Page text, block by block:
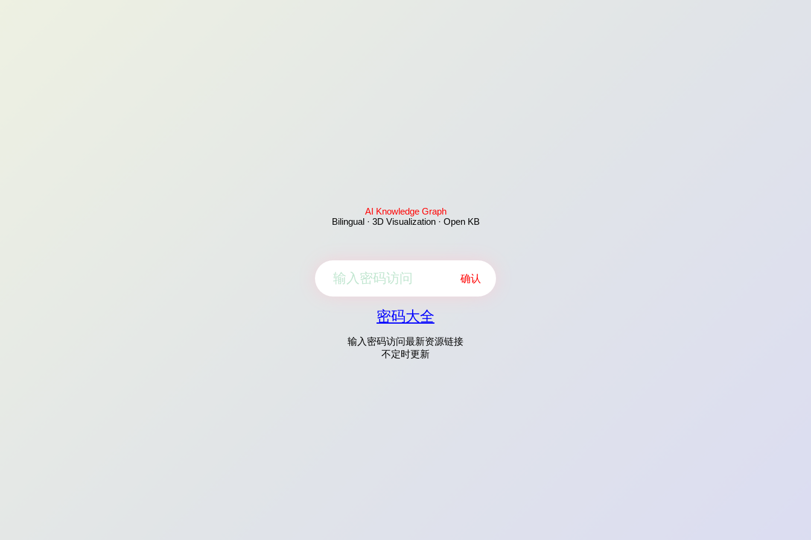
AI Knowledge Graph
Bilingual · 3D Visualization · Open KB
确认
密码大全
输入密码访问最新资源链接
不定时更新